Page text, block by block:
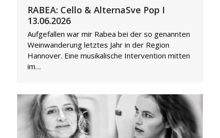
RABEA: Cello & AlternaSve Pop I
13.06.2026
Aufgefallen war mir Rabea bei der so genannten
Weinwanderung letztes Jahr in der Region
Hannover. Eine musikalische Intervention mitten
im…